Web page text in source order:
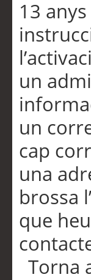
13
un
un
cap
una
brossa
que
Torna